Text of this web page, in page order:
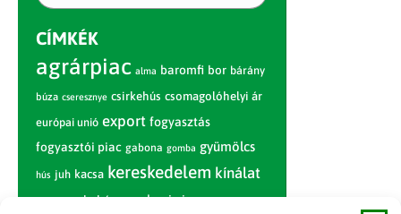
CÍMKÉK
agrárpiac alma baromfi bor bárány
búza cseresznye csirkehús csomagolóhelyi ár
európai unió export fogyasztás
fogyasztói piac gabona gomba gyümölcs
hús juh kacsa kereskedelem kínálat
körte marhahús nagybani piac narancs